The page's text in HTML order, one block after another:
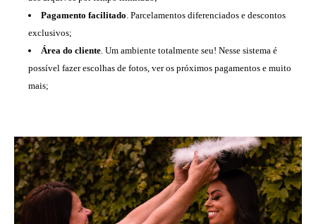
Pagamento facilitado. Parcelamentos diferenciados e descontos
exclusivos;
Área do cliente. Um ambiente totalmente seu! Nesse sistema é
possível fazer escolhas de fotos, ver os próximos pagamentos e muito
mais;